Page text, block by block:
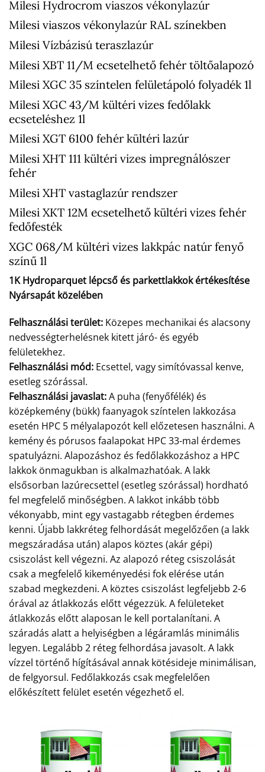
Milesi Hydrocrom viaszos vékonylazúr
Milesi viaszos vékonylazúr RAL színekben
Milesi Vízbázisú teraszlazúr
Milesi XBT 11/M ecsetelhető fehér töltőalapozó
Milesi XGC 35 színtelen felületápoló folyadék 1l
Milesi XGC 43/M kültéri vizes fedőlakk
ecseteléshez 1l
Milesi XGT 6100 fehér kültéri lazúr
Milesi XHT 111 kültéri vizes impregnálószer
fehér
Milesi XHT vastaglazúr rendszer
Milesi XKT 12M ecsetelhető kültéri vizes fehér
fedőfesték
XGC 068/M kültéri vizes lakkpác natúr fenyő
színű 1l
1K Hydroparquet lépcső és parkettlakkok értékesítése
Nyársapát közelében
Felhasználási terület: Közepes mechanikai és alacsony
nedvességterhelésnek kitett járó- és egyéb
felületekhez.
Felhasználási mód: Ecsettel, vagy simítóvassal kenve,
esetleg szórással.
Felhasználási javaslat:A puha (fenyőfélék) és
középkemény (bükk) faanyagok színtelen lakkozása
esetén HPC 5 mélyalapozót kell előzetesen használni. A
kemény és pórusos faalapokat HPC 33-mal érdemes
spatulyázni. Alapozáshoz és fedőlakkozáshoz a HPC
lakkok önmagukban is alkalmazhatóak. A lakk
elsősorban lazúrecsettel (esetleg szórással) hordható
fel megfelelő minőségben. A lakkot inkább több
vékonyabb, mint egy vastagabb rétegben érdemes
kenni. Újabb lakkréteg felhordását megelőzően (a lakk
megszáradása után) alapos köztes (akár gépi)
csiszolást kell végezni. Az alapozó réteg csiszolását
csak a megfelelő kikeményedési fok elérése után
szabad megkezdeni. A köztes csiszolást legfeljebb 2-6
órával az átlakkozás előtt végezzük. A felületeket
átlakkozás előtt alaposan le kell portalanítani. A
száradás alatt a helyiségben a légáramlás minimális
legyen. Legalább 2 réteg felhordása javasolt. A lakk
vízzel történő hígításával annak kötésideje minimálisan,
de felgyorsul. Fedőlakkozás csak megfelelően
előkészített felület esetén végezhető el.